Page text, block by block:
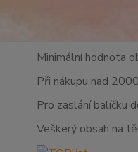
Minimální hodnota
Při nákupu nad
Pro zaslání balíčku
Veškerý obsah na